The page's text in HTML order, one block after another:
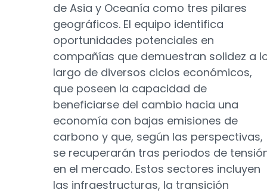
de Asia y Oceanía como tres pilares
geográficos. El equipo identifica
oportunidades potenciales en
compañías que demuestran solidez a
largo de diversos ciclos económicos,
que poseen la capacidad de
beneficiarse del cambio hacia una
economía con bajas emisiones de
carbono y que, según las perspectivas,
se recuperarán tras periodos de
en el mercado. Estos sectores incluyen
las infraestructuras, la transición